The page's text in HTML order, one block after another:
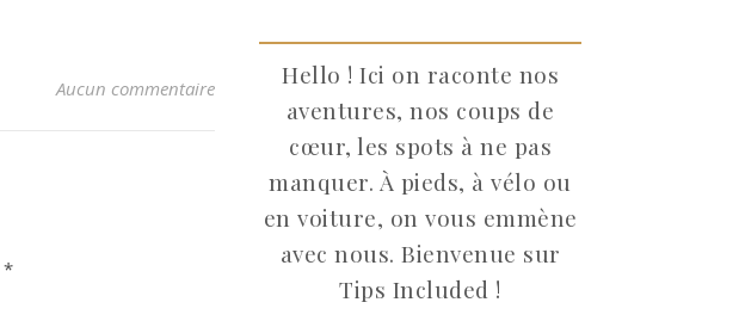
Aucun commentaire
*
Hello ! Ici on raconte nos
aventures, nos coups de
cœur, les spots à ne pas
manquer. À pieds, à vélo ou
en voiture, on vous emmène
avec nous. Bienvenue sur
Tips Included !